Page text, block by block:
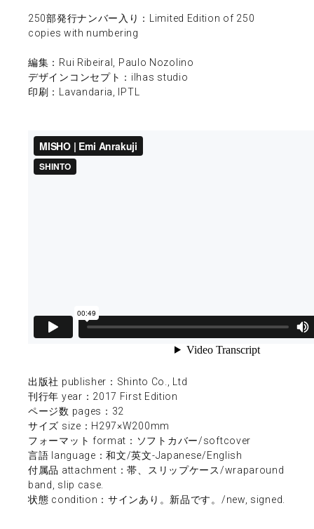
250部発行ナンバー入り：Limited Edition of 250
copies with numbering
編集：Rui Ribeiral, Paulo Nozolino
デザインコンセプト：ilhas studio
印刷：Lavandaria, IPTL
出版社 publisher：Shinto Co., Ltd
刊行年 year：2017 First Edition
ページ数 pages：32
サイズ size：H297×W200mm
フォーマット format：ソフトカバー/softcover
言語 language：和文/英文-Japanese/English
付属品 attachment：帯、スリップケース/wraparound
band, slip case.
状態 condition：サインあり。新品です。/new, signed.